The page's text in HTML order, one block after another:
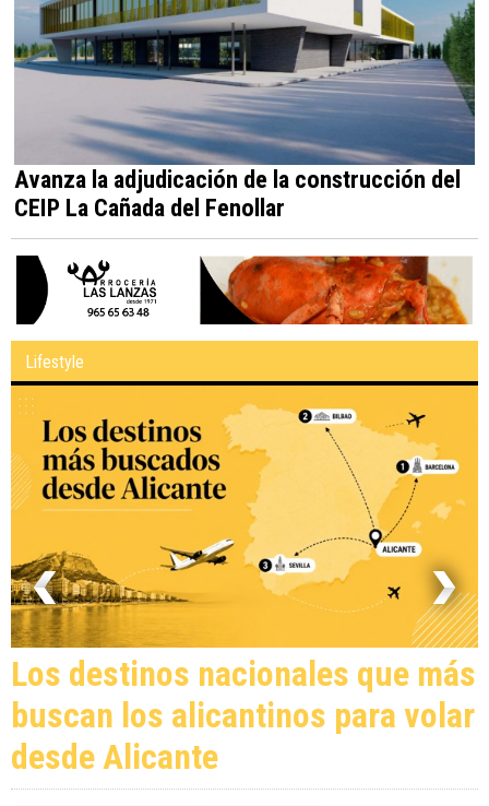
Avanza la adjudicación de la construcción del
CEIP La Cañada del Fenollar
Lifestyle
Los destinos nacionales que más
buscan los alicantinos para volar
desde Alicante